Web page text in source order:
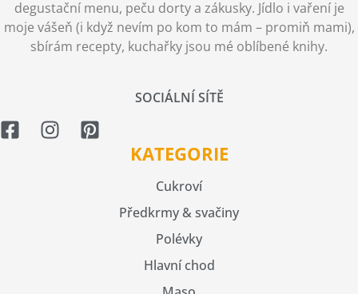
degustační menu, peču dorty a zákusky. Jídlo i vaření je
moje vášeň (i když nevím po kom to mám – promiň mami),
sbírám recepty, kuchařky jsou mé oblíbené knihy.
SOCIÁLNÍ SÍTĚ
KATEGORIE
Cukroví
Předkrmy & svačiny
Polévky
Hlavní chod